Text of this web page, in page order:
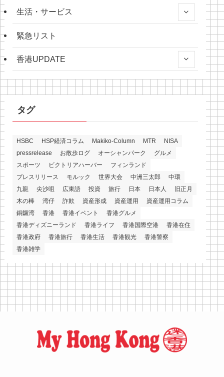
生活・サービス
緊急リスト
香港UPDATE
タグ
HSBC HSP経済コラム Makiko-Column MTR
NISA
pressrelease
お散歩ログ オーシャンパーク
グルメ
スポーツ
ビクトリアハーバー
フィンランド
プレスリリース
モルック 世界大会 中洲三太郎
中環
九龍
尖沙咀 広東語 投資 旅行 日本 日本人
旧正月
木の棒
湾仔 詐欺 資産形成 資産運用
資産運用コラム
銅鑼湾
香港 香港イベント
香港グルメ
香港ディズニーランド
香港ライフ 香港国際空港
香港在住
香港政府
香港旅行 香港生活 香港観光
香港警察
香港雑学